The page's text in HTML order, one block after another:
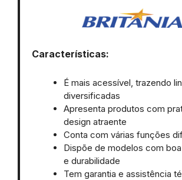
Características:
É mais acessível, trazendo
diversificadas
Apresenta produtos com
design atraente
Conta com várias funções
Dispõe de modelos com
e durabilidade
Tem garantia e assistência